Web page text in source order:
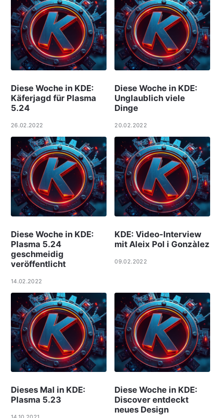
Diese Woche in KDE:
Käferjagd für Plasma
5.24
26.02.2022
Diese Woche in KDE:
Unglaublich viele
Dinge
20.02.2022
Diese Woche in KDE:
Plasma 5.24
geschmeidig
veröffentlicht
14.02.2022
KDE: Video-Interview
mit Aleix Pol i Gonzàlez
09.02.2022
Dieses Mal in KDE:
Plasma 5.23
Diese Woche in KDE:
Discover entdeckt
neues Design